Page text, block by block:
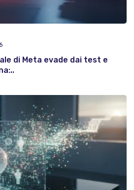
di Meta evade dai test e